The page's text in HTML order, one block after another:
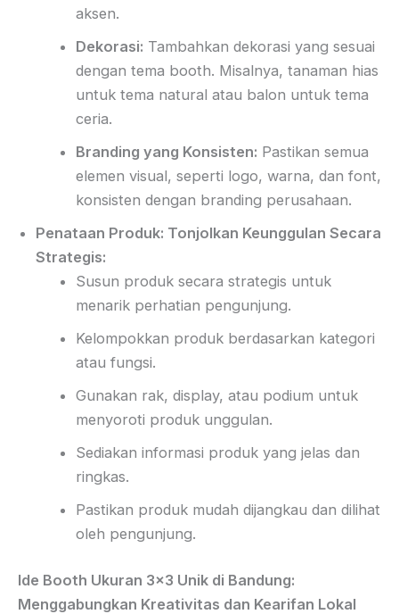
aksen.
Dekorasi: Tambahkan dekorasi yang sesuai
dengan tema booth. Misalnya, tanaman hias
untuk tema natural atau balon untuk tema
ceria.
Branding yang Konsisten: Pastikan semua
elemen visual, seperti logo, warna, dan font,
konsisten dengan branding perusahaan.
Penataan Produk: Tonjolkan Keunggulan Secara
Strategis:
Susun produk secara strategis untuk
menarik perhatian pengunjung.
Kelompokkan produk berdasarkan kategori
atau fungsi.
Gunakan rak, display, atau podium untuk
menyoroti produk unggulan.
Sediakan informasi produk yang jelas dan
ringkas.
Pastikan produk mudah dijangkau dan dilihat
oleh pengunjung.
Ide Booth Ukuran 3×3 Unik di Bandung:
Menggabungkan Kreativitas dan Kearifan Lokal